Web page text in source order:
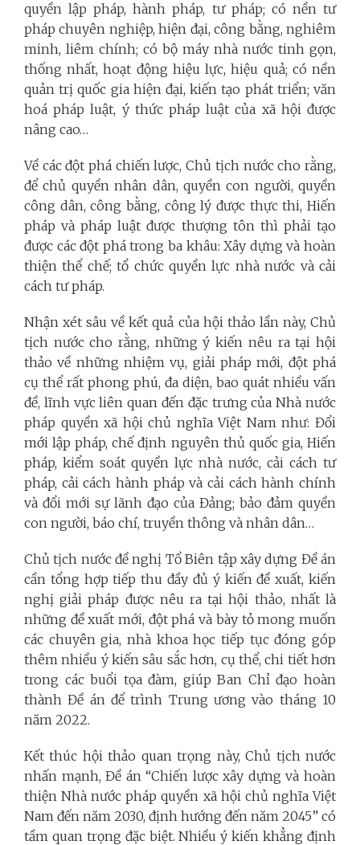
quyền lập pháp, hành pháp, tư pháp; có nền tư
pháp chuyên nghiệp, hiện đại, công bằng, nghiêm
minh, liêm chính; có bộ máy nhà nước tinh gọn,
thống nhất, hoạt động hiệu lực, hiệu quả; có nền
quản trị quốc gia hiện đại, kiến tạo phát triển; văn
hoá pháp luật, ý thức pháp luật của xã hội được
nâng cao…
Về các đột phá chiến lược, Chủ tịch nước cho rằng,
để chủ quyền nhân dân, quyền con người, quyền
công dân, công bằng, công lý được thực thi, Hiến
pháp và pháp luật được thượng tôn thì phải tạo
được các đột phá trong ba khâu: Xây dựng và hoàn
thiện thể chế; tổ chức quyền lực nhà nước và cải
cách tư pháp.
Nhận xét sâu về kết quả của hội thảo lần này, Chủ
tịch nước cho rằng, những ý kiến nêu ra tại hội
thảo về những nhiệm vụ, giải pháp mới, đột phá
cụ thể rất phong phú, đa diện, bao quát nhiều vấn
đề, lĩnh vực liên quan đến đặc trưng của Nhà nước
pháp quyền xã hội chủ nghĩa Việt Nam như: Đổi
mới lập pháp, chế định nguyên thủ quốc gia, Hiến
pháp, kiểm soát quyền lực nhà nước, cải cách tư
pháp, cải cách hành pháp và cải cách hành chính
và đổi mới sự lãnh đạo của Đảng; bảo đảm quyền
con người, báo chí, truyền thông và nhân dân…
Chủ tịch nước đề nghị Tổ Biên tập xây dựng Đề án
cần tổng hợp tiếp thu đầy đủ ý kiến đề xuất, kiến
nghị giải pháp được nêu ra tại hội thảo, nhất là
những đề xuất mới, đột phá và bày tỏ mong muốn
các chuyên gia, nhà khoa học tiếp tục đóng góp
thêm nhiều ý kiến sâu sắc hơn, cụ thể, chi tiết hơn
trong các buổi tọa đàm, giúp Ban Chỉ đạo hoàn
thành Đề án để trình Trung ương vào tháng 10
năm 2022.
Kết thúc hội thảo quan trọng này, Chủ tịch nước
nhấn mạnh, Đề án “Chiến lược xây dựng và hoàn
thiện Nhà nước pháp quyền xã hội chủ nghĩa Việt
Nam đến năm 2030, định hướng đến năm 2045” có
tầm quan trọng đặc biệt. Nhiều ý kiến khẳng định